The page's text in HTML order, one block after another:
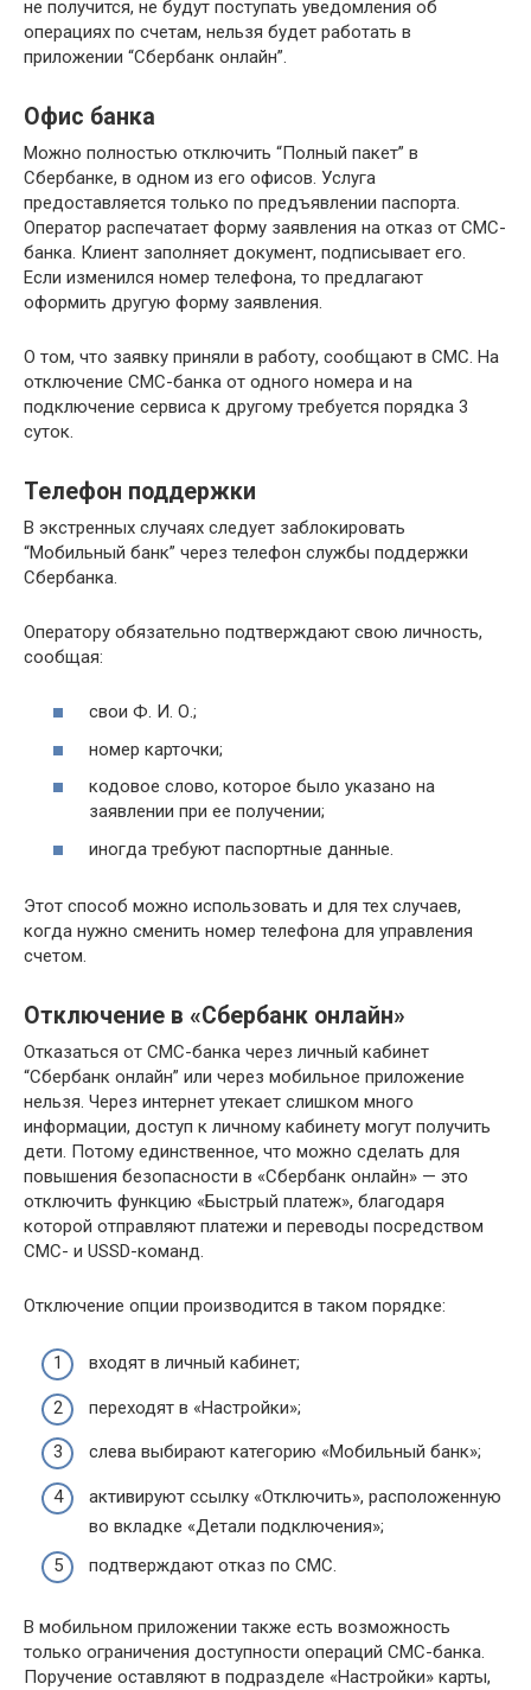
не получится, не будут поступать уведомления об
операциях по счетам, нельзя будет работать в
приложении “Сбербанк онлайн”.
Офис банка
Можно полностью отключить “Полный пакет” в
Сбербанке, в одном из его офисов. Услуга
предоставляется только по предъявлении паспорта.
Оператор распечатает форму заявления на отказ от СМС-
банка. Клиент заполняет документ, подписывает его.
Если изменился номер телефона, то предлагают
оформить другую форму заявления.
О том, что заявку приняли в работу, сообщают в СМС. На
отключение СМС-банка от одного номера и на
подключение сервиса к другому требуется порядка 3
суток.
Телефон поддержки
В экстренных случаях следует заблокировать
“Мобильный банк” через телефон службы поддержки
Сбербанка.
Оператору обязательно подтверждают свою личность,
сообщая:
свои Ф. И. О.;
номер карточки;
кодовое слово, которое было указано на
заявлении при ее получении;
иногда требуют паспортные данные.
Этот способ можно использовать и для тех случаев,
когда нужно сменить номер телефона для управления
счетом.
Отключение в «Сбербанк онлайн»
Отказаться от СМС-банка через личный кабинет
“Сбербанк онлайн” или через мобильное приложение
нельзя. Через интернет утекает слишком много
информации, доступ к личному кабинету могут получить
дети. Потому единственное, что можно сделать для
повышения безопасности в «Сбербанк онлайн» — это
отключить функцию «Быстрый платеж», благодаря
которой отправляют платежи и переводы посредством
СМС- и USSD-команд.
Отключение опции производится в таком порядке:
входят в личный кабинет;
переходят в «Настройки»;
слева выбирают категорию «Мобильный банк»;
активируют ссылку «Отключить», расположенную
во вкладке «Детали подключения»;
подтверждают отказ по СМС.
В мобильном приложении также есть возможность
только ограничения доступности операций СМС-банка.
Поручение оставляют в подразделе «Настройки» карты,